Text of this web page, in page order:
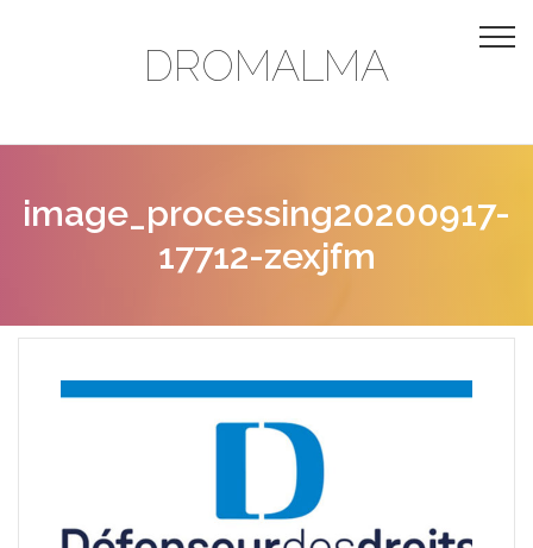
DROMALMA
image_processing20200917-
17712-zexjfm